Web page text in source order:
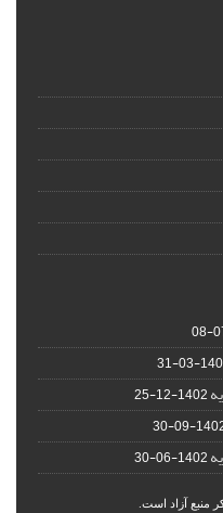
1403-
1402-12-25
1402-
1402-06-30
منبع آزاد است.